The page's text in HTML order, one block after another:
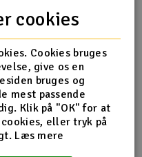
cookies
Cookies bruges
give os en
bruges og
mest passende
Klik på "OK" for at
eller tryk på
Læs mere